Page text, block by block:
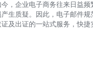
今，企业电子商务往来日益
产生质疑。因此，电子邮件
证及出证的一站式服务，快捷